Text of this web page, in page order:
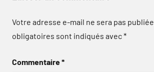
Votre adresse e-mail ne sera pas publiée.
obligatoires sont indiqués avec*
Commentaire*